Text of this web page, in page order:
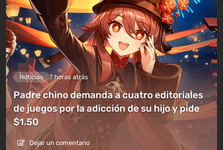
Noticias 7 horas atrás
Padre chino demanda a cuatro editoriales
de juegos por la adicción de su hijo y pide
$1.50
Dejar un comentario